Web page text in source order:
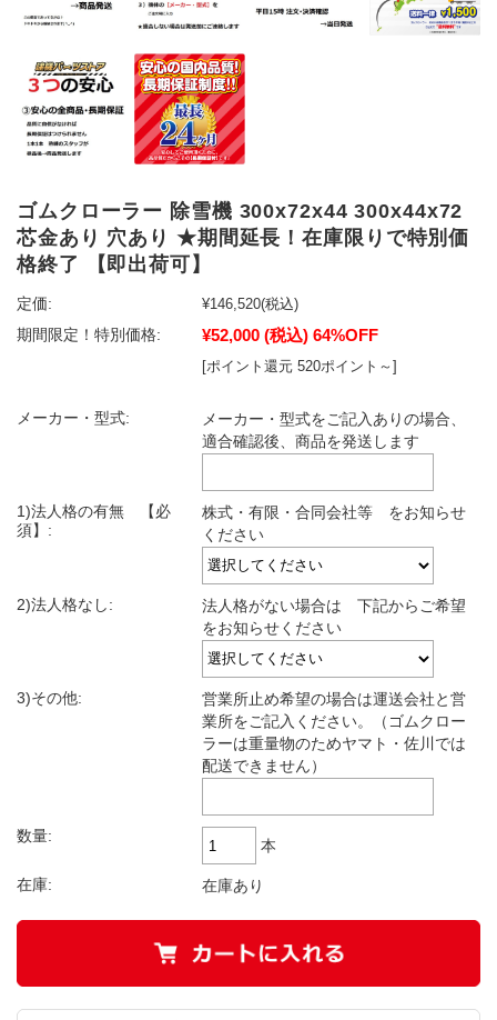
ゴムクローラー 除雪機 300x72x44 300x44x72
芯金あり 穴あり ★期間延長！在庫限りで特別価
格終了 【即出荷可】
定価: ¥146,520(税込)
期間限定！特別価格:
¥52,000 (税込) 64%OFF
[ポイント還元 520ポイント～]
メーカー・型式:
メーカー・型式をご記入ありの場合、
適合確認後、商品を発送します
1)法人格の有無 【必
須】:
株式・有限・合同会社等 をお知らせ
ください
2)法人格なし:
法人格がない場合は 下記からご希望
をお知らせください
3)その他:
営業所止め希望の場合は運送会社と営
業所をご記入ください。（ゴムクロー
ラーは重量物のためヤマト・佐川では
配送できません）
数量:
本
在庫: 在庫あり